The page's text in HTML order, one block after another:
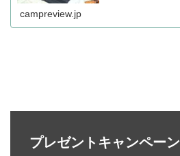
campreview.jp
プレゼントキャンペーン